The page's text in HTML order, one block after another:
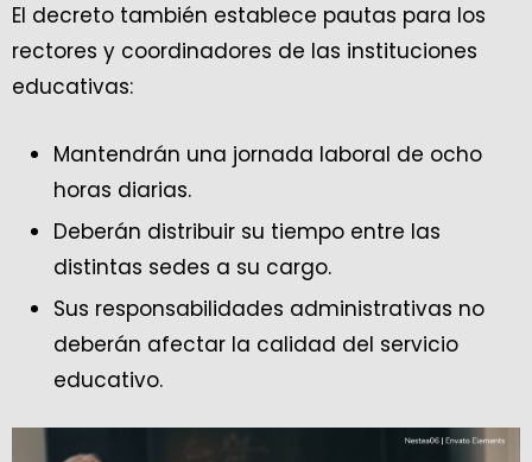
El decreto también establece pautas para los
rectores y coordinadores de las instituciones
educativas:
Mantendrán una jornada laboral de ocho
horas diarias.
Deberán distribuir su tiempo entre las
distintas sedes a su cargo.
Sus responsabilidades administrativas no
deberán afectar la calidad del servicio
educativo.